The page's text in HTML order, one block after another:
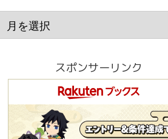
スポンサーリンク